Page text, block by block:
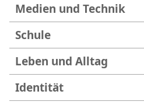
Medien und Technik
Schule
Leben und Alltag
Identität